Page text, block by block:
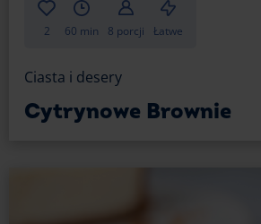
2 60 min 8 porcji Łatwe
Ciasta i desery
Cytrynowe Brownie